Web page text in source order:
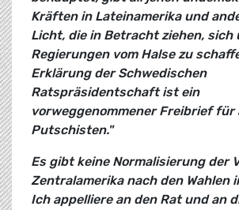
Kräften in Lateinamerika und
Licht, die in Betracht ziehen, sich
Regierungen vom Halse zu
Erklärung der Schwedischen
Ratspräsidentschaft ist ein
vorweggenommener Freibrief
Putschisten."
Es gibt keine Normalisierung der
Zentralamerika nach den Wahlen
Ich appelliere an den Rat und an